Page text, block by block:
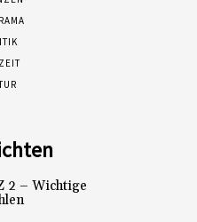
2 – Wichtige